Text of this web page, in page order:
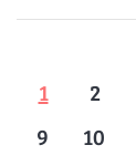
1 2
9
10